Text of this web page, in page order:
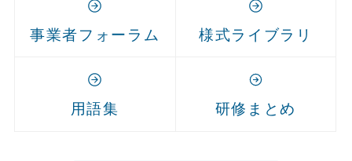
事業者フォーラム 様式ライブラリ
用語集 研修まとめ